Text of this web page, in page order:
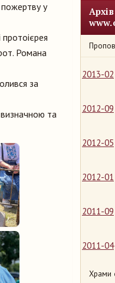
2013-02
2012-09
2012-05
2012-01
2011-09
2011-04
Храми
пожертву у
Романа
за
та